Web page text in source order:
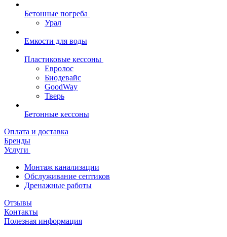
Бетонные погреба
Урал
Емкости для воды
Пластиковые кессоны
Евролос
Биодевайс
GoodWay
Тверь
Бетонные кессоны
Оплата и доставка
Бренды
Услуги
Монтаж канализации
Обслуживание септиков
Дренажные работы
Отзывы
Контакты
Полезная информация